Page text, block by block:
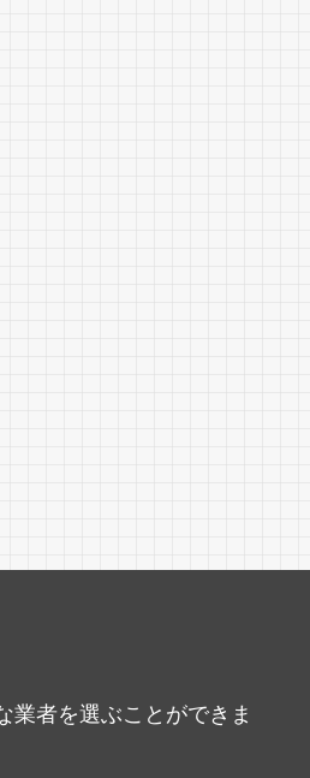
業者を選ぶことができま